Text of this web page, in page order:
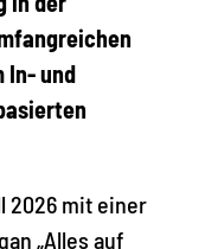
In- und
2026 mit einer
„Alles auf